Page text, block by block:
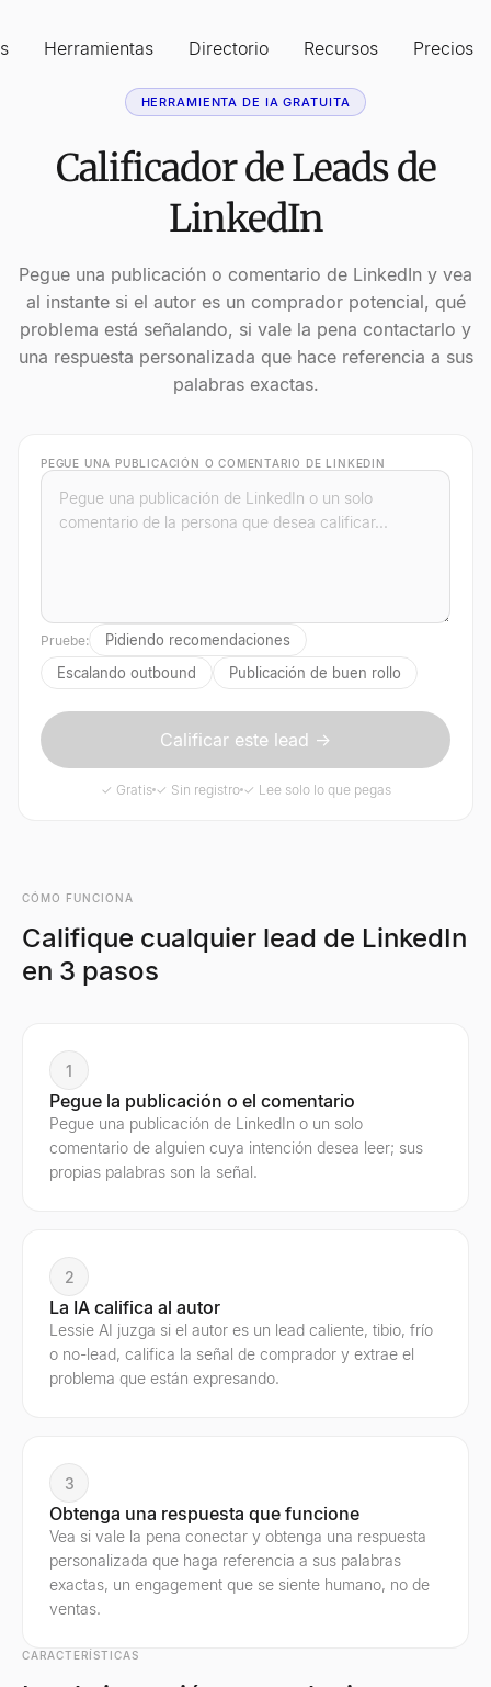
Herramientas Directorio Recursos Precios
HERRAMIENTA DE IA GRATUITA
Calificador de Leads de
LinkedIn
Pegue una publicación o comentario de LinkedIn y vea
al instante si el autor es un comprador potencial, qué
problema está señalando, si vale la pena contactarlo y
una respuesta personalizada que hace referencia a sus
palabras exactas.
PEGUE UNA PUBLICACIÓN O COMENTARIO DE LINKEDIN
Pruebe:
Pidiendo recomendaciones
Escalando outbound
Publicación de buen rollo
Calificar este lead →
✓ Gratis ✓ Sin registro ✓ Lee solo lo que pegas
CÓMO FUNCIONA
Califique cualquier lead de LinkedIn
en 3 pasos
1
Pegue la publicación o el comentario
Pegue una publicación de LinkedIn o un solo
comentario de alguien cuya intención desea leer; sus
propias palabras son la señal.
2
La IA califica al autor
Lessie AI juzga si el autor es un lead caliente, tibio, frío
o no-lead, califica la señal de comprador y extrae el
problema que están expresando.
3
Obtenga una respuesta que funcione
Vea si vale la pena conectar y obtenga una respuesta
personalizada que haga referencia a sus palabras
exactas, un engagement que se siente humano, no de
ventas.
CARACTERÍSTICAS